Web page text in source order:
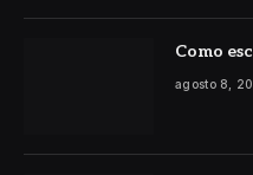
Como
agosto 8,